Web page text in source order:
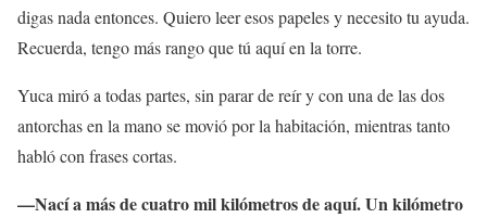
digas nada entonces. Quiero leer esos papeles y necesito tu ayuda.
Recuerda, tengo más rango que tú aquí en la torre.
Yuca miró a todas partes, sin parar de reír y con una de las dos
antorchas en la mano se movió por la habitación, mientras tanto
habló con frases cortas.
—Nací a más de cuatro mil kilómetros de aquí. Un kilómetro